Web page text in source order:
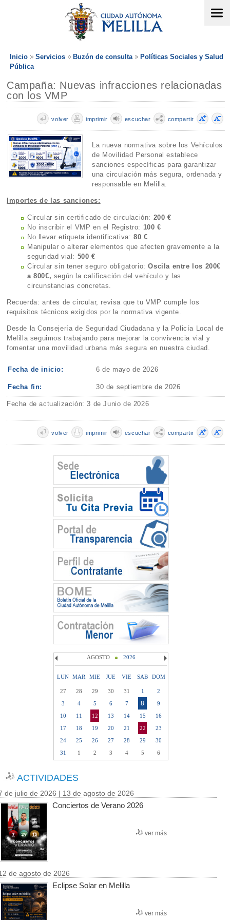
Inicio Servicios Buzón de consulta
Políticas Sociales y Salud
Pública
Campaña: Nuevas infracciones relacionadas
con los VMP
compartir
escuchar
imprimir
volver
La nueva normativa sobre los Vehículos
de Movilidad Personal establece
sanciones específicas para garantizar
una circulación más segura, ordenada y
responsable en Melilla.
Importes de las sanciones:
Circular sin certificado de circulación: 200 €
No inscribir el VMP en el Registro: 100 €
No llevar etiqueta identificativa:80 €
Manipular o alterar elementos que afecten gravemente a la
seguridad vial: 500 €
Circular sin tener seguro obligatorio:Oscila entre los 200€
a 800€, según la calificación del vehículo y las
circunstancias concretas.
Recuerda: antes de circular, revisa que tu VMP cumple los
requisitos técnicos exigidos por la normativa vigente.
Desde la Consejería de Seguridad Ciudadana y la Policía Local de
Melilla seguimos trabajando para mejorar la convivencia vial y
fomentar una movilidad urbana más segura en nuestra ciudad.
Fecha de inicio: 6 de mayo de 2026
Fecha fin: 30 de septiembre de 2026
Fecha de actualización: 3 de Junio de 2026
compartir
escuchar
imprimir
volver
AGOSTO 2026
LUN MAR MIE JUE VIE SAB DOM
27 28 29 30 31 1
2
3
4 5 6 7 8
9
10
11 12 13 14 15
16
17
18 19 20 21 22
23
24
25 26 27 28 29
30
31
1 2 3 4 5 6
ACTIVIDADES
de julio de 2026 | 13 de agosto de 2026
Conciertos de Verano 2026
ver más
de agosto de 2026
Eclipse Solar en Melilla
ver más